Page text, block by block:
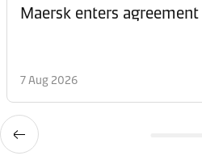
Maersk enters
7 Aug 2026